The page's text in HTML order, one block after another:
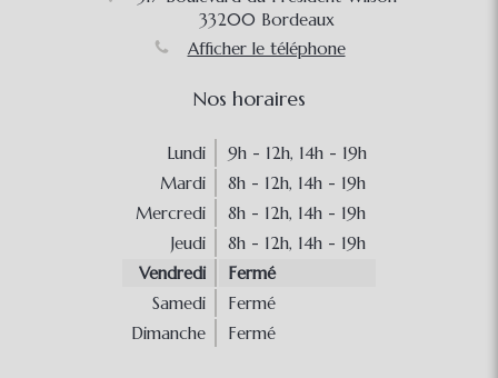
33200 Bordeaux
Afficher le téléphone
Nos horaires
Lundi 9h - 12h, 14h - 19h
Mardi
8h - 12h, 14h - 19h
Mercredi
8h - 12h, 14h - 19h
Jeudi
8h - 12h, 14h - 19h
Vendredi
Fermé
Samedi
Fermé
Dimanche
Fermé